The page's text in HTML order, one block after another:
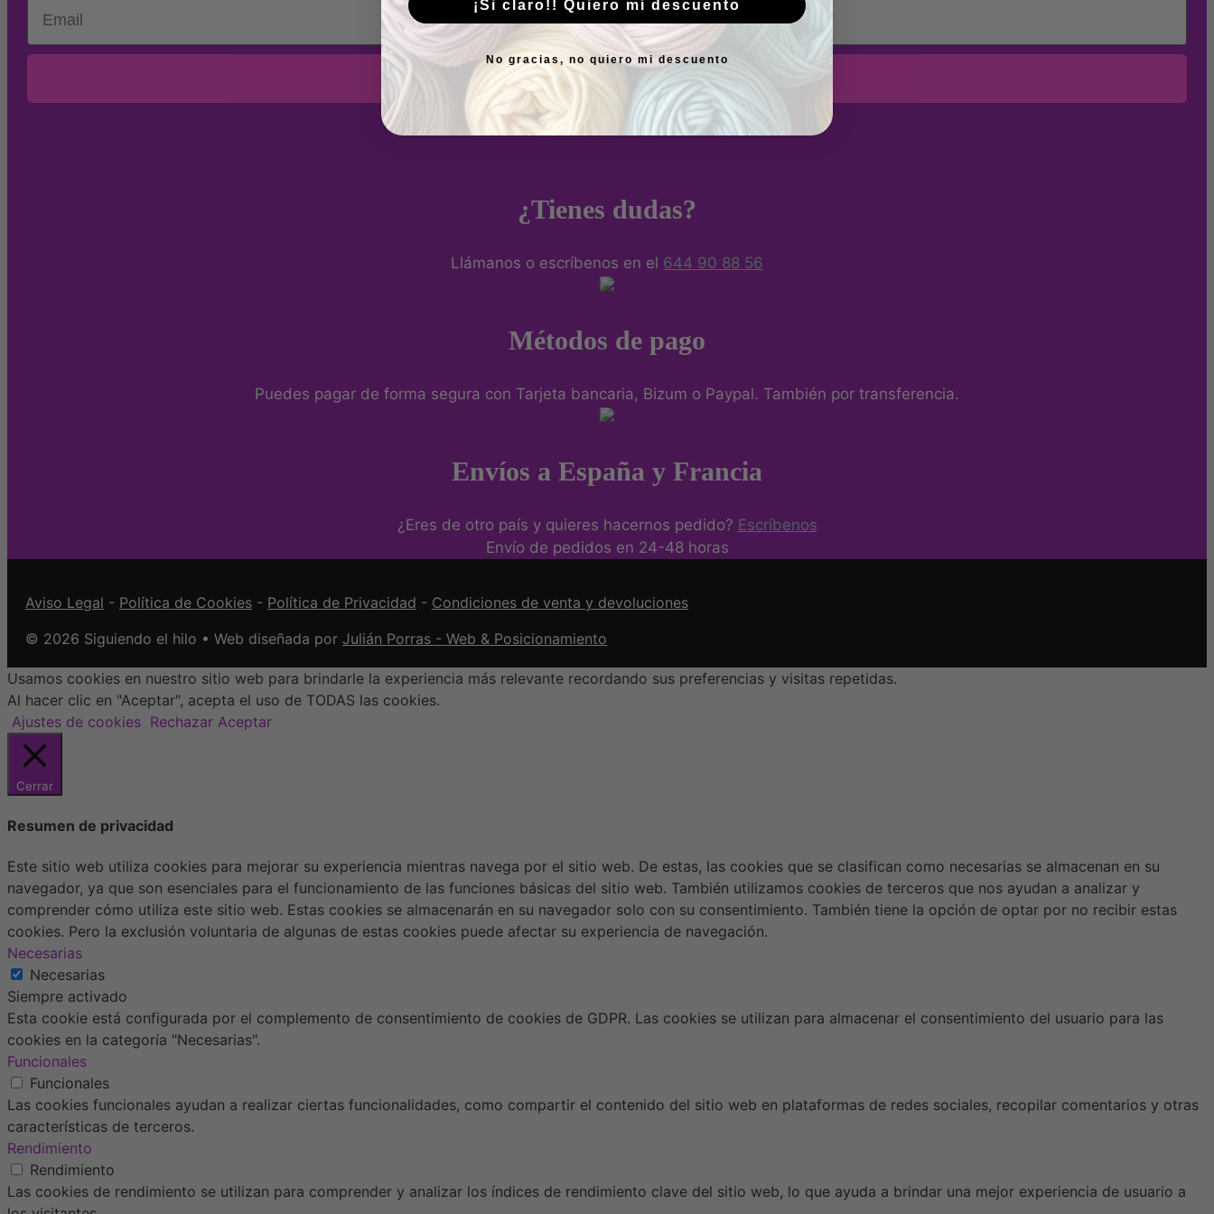
Email
Suscribirme
¿Tienes dudas?
Llámanos o escríbenos en el 644 90 88 56
Métodos de pago
Puedes pagar de forma segura con Tarjeta bancaria, Bizum o Paypal. También por transferencia.
Envíos a España y Francia
¿Eres de otro país y quieres hacernos pedido? Escríbenos
Envío de pedidos en 24-48 horas
Aviso Legal - Política de Cookies - Política de Privacidad - Condiciones de venta y devoluciones
© 2026 Siguiendo el hilo • Web diseñada por Julián Porras - Web & Posicionamiento
Usamos cookies en nuestro sitio web para brindarle la experiencia más relevante recordando sus preferencias y visitas repetidas.
Al hacer clic en "Aceptar", acepta el uso de TODAS las cookies.
Ajustes de cookies Rechazar Aceptar
Cerrar
Resumen de privacidad
Este sitio web utiliza cookies para mejorar su experiencia mientras navega por el sitio web. De estas, las cookies que se clasifican como necesarias se almacenan en su
navegador, ya que son esenciales para el funcionamiento de las funciones básicas del sitio web. También utilizamos cookies de terceros que nos ayudan a analizar y
comprender cómo utiliza este sitio web. Estas cookies se almacenarán en su navegador solo con su consentimiento. También tiene la opción de optar por no recibir estas
cookies. Pero la exclusión voluntaria de algunas de estas cookies puede afectar su experiencia de navegación.
Necesarias
Necesarias
Siempre activado
Esta cookie está configurada por el complemento de consentimiento de cookies de GDPR. Las cookies se utilizan para almacenar el consentimiento del usuario para las
cookies en la categoría "Necesarias".
Funcionales
Funcionales
Las cookies funcionales ayudan a realizar ciertas funcionalidades, como compartir el contenido del sitio web en plataformas de redes sociales, recopilar comentarios y otras
características de terceros.
Rendimiento
Rendimiento
Las cookies de rendimiento se utilizan para comprender y analizar los índices de rendimiento clave del sitio web, lo que ayuda a brindar una mejor experiencia de usuario a
¡Si claro!! Quiero mi descuento
No gracias, no quiero mi descuento